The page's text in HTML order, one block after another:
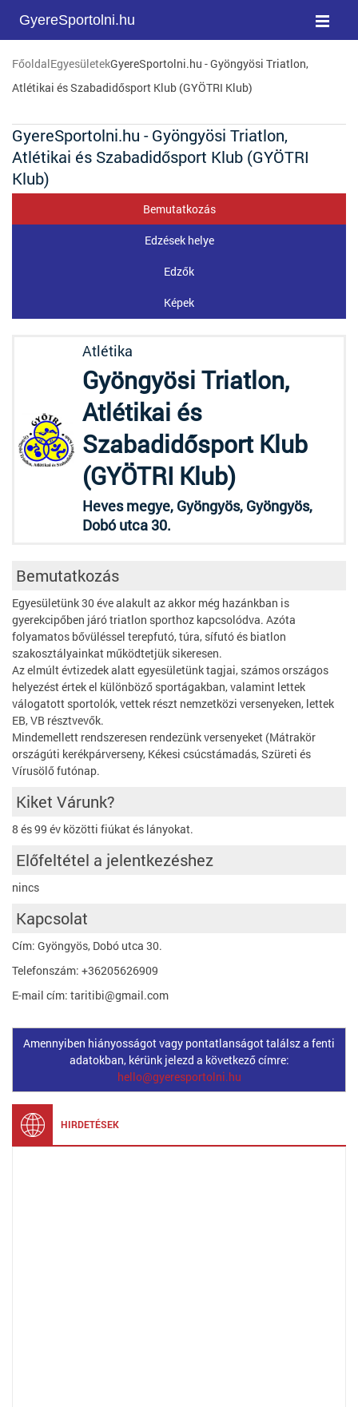
GyereSportolni.hu
FőoldalEgyesületekGyereSportolni.hu - Gyöngyösi Triatlon,
Atlétikai és Szabadidősport Klub (GYÖTRI Klub)
GyereSportolni.hu - Gyöngyösi Triatlon,
Atlétikai és Szabadidősport Klub (GYÖTRI
Klub)
Bemutatkozás
Edzések helye
Edzők
Képek
Atlétika
Gyöngyösi Triatlon,
Atlétikai és
Szabadidősport Klub
(GYÖTRI Klub)
Heves megye, Gyöngyös, Gyöngyös,
Dobó utca 30.
Bemutatkozás
Egyesületünk 30 éve alakult az akkor még hazánkban is
gyerekcipőben járó triatlon sporthoz kapcsolódva. Azóta
folyamatos bővüléssel terepfutó, túra, sífutó és biatlon
szakosztályainkat működtetjük sikeresen.
Az elmúlt évtizedek alatt egyesületünk tagjai, számos országos
helyezést értek el különböző sportágakban, valamint lettek
válogatott sportolók, vettek részt nemzetközi versenyeken, lettek
EB, VB résztvevők.
Mindemellett rendszeresen rendezünk versenyeket (Mátrakör
országúti kerékpárverseny, Kékesi csúcstámadás, Szüreti és
Vírusölő futónap.
Kiket Várunk?
8 és 99 év közötti fiúkat és lányokat.
Előfeltétel a jelentkezéshez
nincs
Kapcsolat
Cím: Gyöngyös, Dobó utca 30.
Telefonszám: +36205626909
E-mail cím: taritibi@gmail.com
Amennyiben hiányosságot vagy pontatlanságot találsz a fenti
adatokban, kérünk jelezd a következő címre:
hello@gyeresportolni.hu
HIRDETÉSEK